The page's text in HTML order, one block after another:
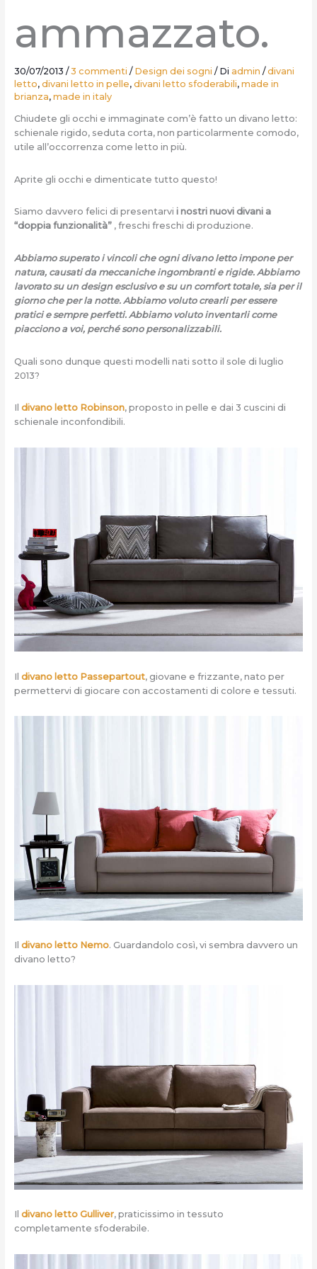
ammazzato.
30/07/2013 /3 commenti / Design dei sogni / Di admin /divani
letto, divani letto in pelle, divani letto sfoderabili, made in
brianza, made in italy
Chiudete gli occhi e immaginate com’è fatto un divano letto:
schienale rigido, seduta corta, non particolarmente comodo,
utile all’occorrenza come letto in più.
Aprite gli occhi e dimenticate tutto questo!
Siamo davvero felici di presentarvi i nostri nuovi divani a
“doppia funzionalità”, freschi freschi di produzione.
Abbiamo superato i vincoli che ogni divano letto impone per
natura, causati da meccaniche ingombranti e rigide. Abbiamo
lavorato su un design esclusivo e su un comfort totale, sia per il
giorno che per la notte. Abbiamo voluto crearli per essere
pratici e sempre perfetti. Abbiamo voluto inventarli come
piacciono a voi, perché sono personalizzabili.
Quali sono dunque questi modelli nati sotto il sole di luglio
2013?
Il divano letto Robinson, proposto in pelle e dai 3 cuscini di
schienale inconfondibili.
Il divano letto Passepartout, giovane e frizzante, nato per
permettervi di giocare con accostamenti di colore e tessuti.
Il divano letto Nemo. Guardandolo così, vi sembra davvero un
divano letto?
Il divano letto Gulliver, praticissimo in tessuto
completamente sfoderabile.